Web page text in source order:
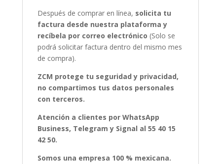
Después de comprar en línea, solicita tu
factura desde nuestra plataforma y
recíbela por correo electrónico (Solo se
podrá solicitar factura dentro del mismo mes
de compra).
ZCM protege tu seguridad y privacidad,
no compartimos tus datos personales
con terceros.
Atención a clientes por WhatsApp
Business, Telegram y Signal al 55 40 15
42 50.
Somos una empresa 100 % mexicana.